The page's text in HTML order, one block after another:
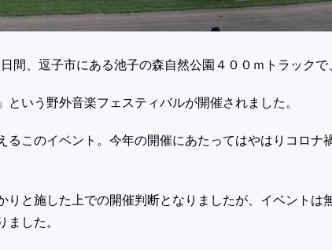
間、逗子市にある池子の森自然公園４００ｍトラックで
という野外音楽フェスティバルが開催されました。
このイベント。今年の開催にあたってはやはりコロナ
りと施した上での開催判断となりましたが、イベントは
ました。